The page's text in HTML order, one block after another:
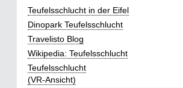
Teufelsschlucht in der Eifel
Dinopark Teufelsschlucht
Travelisto Blog
Wikipedia: Teufelsschlucht
Teufelsschlucht
(VR-Ansicht)